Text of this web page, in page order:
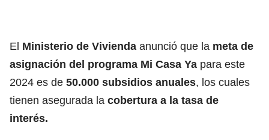
El Ministerio de Vivienda anunció que la meta de
asignación del programa Mi Casa Ya para este
2024 es de 50.000 subsidios anuales, los cuales
tienen asegurada la cobertura a la tasa de
interés.